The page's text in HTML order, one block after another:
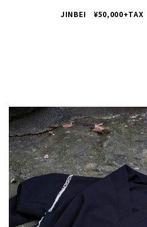
JINBEI ¥50,000+TAX